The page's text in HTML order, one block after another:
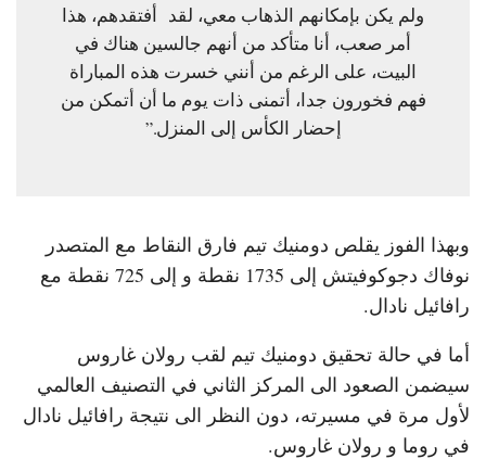
ولم يكن بإمكانهم الذهاب معي، لقد أفتقدهم، هذا
أمر صعب، أنا متأكد من أنهم جالسين هناك في
البيت، على الرغم من أنني خسرت هذه المباراة
فهم فخورون جدا، أتمنى ذات يوم ما أن أتمكن من
إحضار الكأس إلى المنزل.”
وبهذا الفوز يقلص دومنيك تيم فارق النقاط مع المتصدر
نوفاك دجوكوفيتش إلى 1735 نقطة و إلى 725 نقطة مع
رافائيل نادال.
أما في حالة تحقيق دومنيك تيم لقب رولان غاروس
سيضمن الصعود الى المركز الثاني في التصنيف العالمي
لأول مرة في مسيرته، دون النظر الى نتيجة رافائيل نادال
في روما و رولان غاروس.